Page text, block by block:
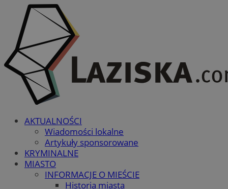
AKTUALNOŚCI
Wiadomości lokalne
Artykuły sponsorowane
KRYMINALNE
MIASTO
INFORMACJE O MIEŚCIE
Historia miasta